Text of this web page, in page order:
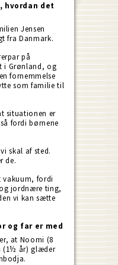
hvordan det
Jensen
fra Danmark.
på
i Grønland, og
fornemmelse
som familie til
situationen er
fordi børnene
skal af sted.
de.
vakuum, fordi
jordnære ting,
vi kan sætte
og far er med
at Noomi (8
(1½ år) glæder